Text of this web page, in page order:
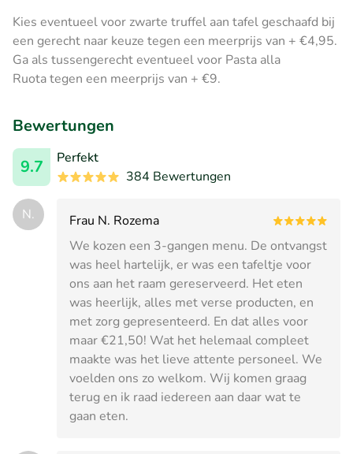
Kies eventueel voor zwarte truffel aan tafel geschaafd bij
een gerecht naar keuze tegen een meerprijs van + €4,95.
Ga als tussengerecht eventueel voor Pasta alla
Ruota tegen een meerprijs van + €9.
Bewertungen
9.7
Perfekt
384 Bewertungen
N.
Frau N. Rozema
We kozen een 3-gangen menu. De ontvangst
was heel hartelijk, er was een tafeltje voor
ons aan het raam gereserveerd. Het eten
was heerlijk, alles met verse producten, en
met zorg gepresenteerd. En dat alles voor
maar €21,50! Wat het helemaal compleet
maakte was het lieve attente personeel. We
voelden ons zo welkom. Wij komen graag
terug en ik raad iedereen aan daar wat te
gaan eten.